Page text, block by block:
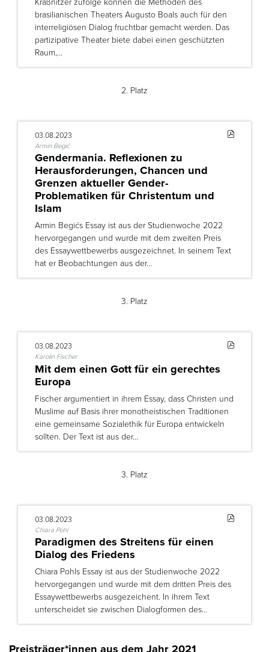
brasilianischen Theaters Augusto Boals auch für den
interreligiösen Dialog fruchtbar gemacht werden. Das
partizipative Theater biete dabei einen geschützten
Raum,…
2. Platz
03.08.2023
Armin Begić
Gendermania. Reflexionen zu
Herausforderungen, Chancen und
Grenzen aktueller Gender-
Problematiken für Christentum und
Islam
Armin Begićs Essay ist aus der Studienwoche 2022
hervorgegangen und wurde mit dem zweiten Preis
des Essaywettbewerbs ausgezeichnet. In seinem Text
hat er Beobachtungen aus der…
3. Platz
03.08.2023
Karolin Fischer
Mit dem einen Gott für ein gerechtes
Europa
Fischer argumentiert in ihrem Essay, dass Christen und
Muslime auf Basis ihrer monotheistischen Traditionen
eine gemeinsame Sozialethik für Europa entwickeln
sollten. Der Text ist aus der…
3. Platz
03.08.2023
Chiara Pohl
Paradigmen des Streitens für einen
Dialog des Friedens
Chiara Pohls Essay ist aus der Studienwoche 2022
hervorgegangen und wurde mit dem dritten Preis des
Essaywettbewerbs ausgezeichent. In ihrem Text
unterscheidet sie zwischen Dialogformen des…